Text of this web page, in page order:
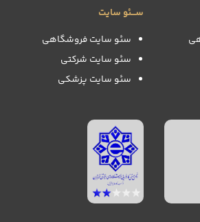
ســـئو سایت
سئو سایت فروشگاهی
سئو سایت شرکتی
سئو سایت پزشکی